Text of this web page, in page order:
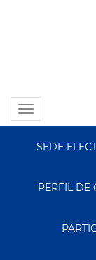
Toggle
navigation
Menu
SEDE
PERFIL DE